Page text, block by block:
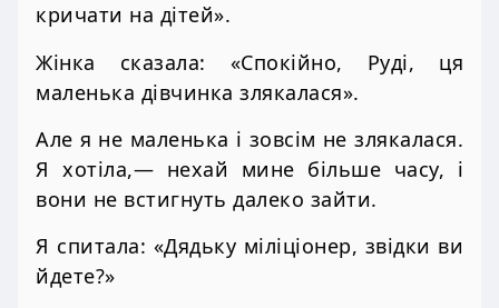
кричати на дітей».
Жінка сказала: «Спокійно, Руді, ця
маленька дівчинка злякалася».
Але я не маленька і зовсім не злякалася.
Я хотіла,— нехай мине більше часу, і
вони не встигнуть далеко зайти.
Я спитала: «Дядьку міліціонер, звідки ви
йдете?»